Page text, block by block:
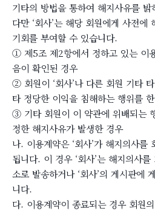
기타의 방법을 통하여 해지사유를
다만 ‘회사’는 해당 회원에게 사전에
기회를 부여할 수 있습니다.
① 제5조 제2항에서 정하고 있는 이
음이 확인된 경우
② 회원이 ‘회사’나 다른 회원 기타
타 정당한 이익을 침해하는 행위를
③ 기타 회원이 이 약관에 위배되는
정한 해지사유가 발생한 경우
나. 이용계약은 ‘회사’가 해지의사를
됩니다. 이 경우 ‘회사’는 해지의사
소로 발송하거나 ‘회사’의 게시판에
니다.
다. 이용계약이 종료되는 경우 회원